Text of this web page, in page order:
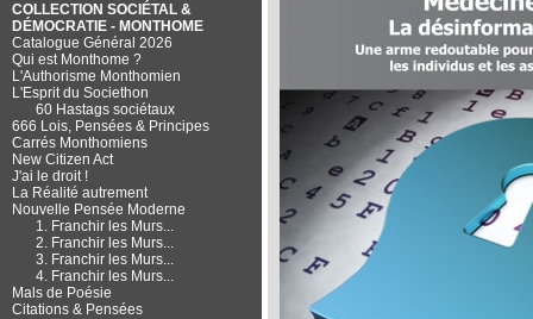
COLLECTION SOCIÉTAL &
DÉMOCRATIE - MONTHOME
Catalogue Général 2026
Qui est Monthome ?
L'Authorisme Monthomien
L'Esprit du Societhon
60 Hastags sociétaux
666 Lois, Pensées & Principes
Carrés Monthomiens
New Citizen Act
J'ai le droit !
La Réalité autrement
Nouvelle Pensée Moderne
1. Franchir les Murs...
2. Franchir les Murs...
3. Franchir les Murs...
4. Franchir les Murs...
Mals de Poésie
Citations & Pensées